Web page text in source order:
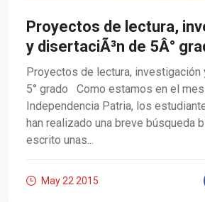
Proyectos de lectura,
y disertaciÃ³n de 5Â°
Proyectos de lectura, investigación
5° grado Como estamos en el
Independencia Patria, los
han realizado una breve búsqueda
escrito unas...
May 22 2015